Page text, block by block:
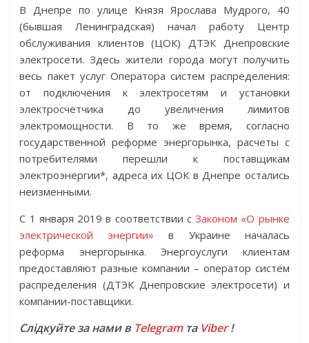
В Днепре по улице Князя Ярослава Мудрого, 40
(бывшая Ленинградская) начал работу Центр
обслуживания клиентов (ЦОК) ДТЭК Днепровские
электросети. Здесь жители города могут получить
весь пакет услуг Оператора систем распределения:
от подключения к электросетям и установки
электросчетчика до увеличения лимитов
электромощности. В то же время, согласно
государственной реформе энергорынка, расчеты с
потребителями перешли к поставщикам
электроэнергии*, адреса их ЦОК в Днепре остались
неизменными.
С 1 января 2019 в соответствии сЗаконом «О рынке
электрической энергии» в Украине началась
реформа энергорынка. Энергоуслуги клиентам
предоставляют разные компании – оператор систем
распределения (ДТЭК Днепровские электросети) и
компании-поставщики.
Слідкуйте за нами в Telegramта Viber!